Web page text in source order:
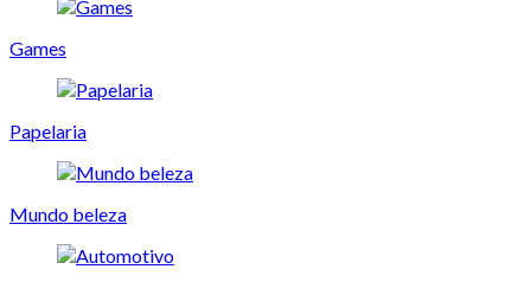
Games
Papelaria
Mundo beleza